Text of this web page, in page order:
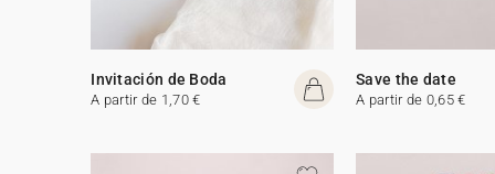
Invitación de Boda
A partir de 1,70 €
Save the date
A partir de 0,65 €